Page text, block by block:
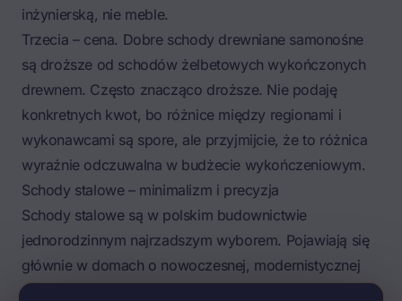
inżynierską, nie meble.
Trzecia – cena. Dobre schody drewniane samonośne
są droższe od schodów żelbetowych wykończonych
drewnem. Często znacząco droższe. Nie podaję
konkretnych kwot, bo różnice między regionami i
wykonawcami są spore, ale przyjmijcie, że to różnica
wyraźnie odczuwalna w budżecie wykończeniowym.
Schody stalowe – minimalizm i precyzja
Schody stalowe są w polskim budownictwie
jednorodzinnym najrzadszym wyborem. Pojawiają się
głównie w domach o nowoczesnej, modernistycznej
architekturze, w segmencie premium oraz w loftach i